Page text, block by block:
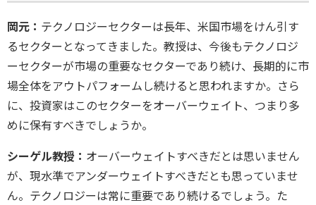
岡元： テクノロジーセクターは長年、米国市場をけん引す
るセクターとなってきました。教授は、今後もテクノロジ
ーセクターが市場の重要なセクターであり続け、長期的に市
場全体をアウトパフォームし続けると思われますか。さら
に、投資家はこのセクターをオーバーウェイト、つまり多
めに保有すべきでしょうか。
シーゲル教授： オーバーウェイトすべきだとは思いません
が、現水準でアンダーウェイトすべきだとも思っていませ
ん。テクノロジーは常に重要であり続けるでしょう。た